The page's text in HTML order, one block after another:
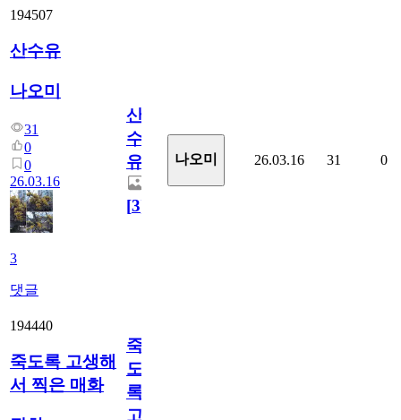
194507
산수유
나오미
31
0
0
26.03.16
3
댓글
산
수
유
[3]
나오미 26.03.16 31 0
194440
죽도록 고생해
서 찍은 매화
죽
도
록
고